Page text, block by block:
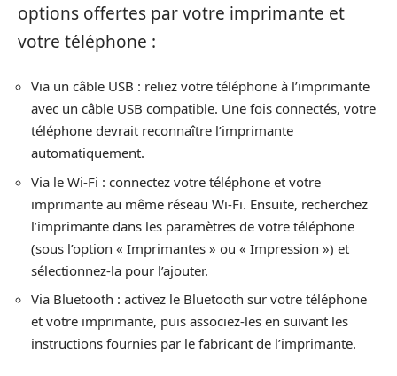
options offertes par votre imprimante et
votre téléphone :
Via un câble USB : reliez votre téléphone à l’imprimante
avec un câble USB compatible. Une fois connectés, votre
téléphone devrait reconnaître l’imprimante
automatiquement.
Via le Wi-Fi : connectez votre téléphone et votre
imprimante au même réseau Wi-Fi. Ensuite, recherchez
l’imprimante dans les paramètres de votre téléphone
(sous l’option « Imprimantes » ou « Impression ») et
sélectionnez-la pour l’ajouter.
Via Bluetooth : activez le Bluetooth sur votre téléphone
et votre imprimante, puis associez-les en suivant les
instructions fournies par le fabricant de l’imprimante.